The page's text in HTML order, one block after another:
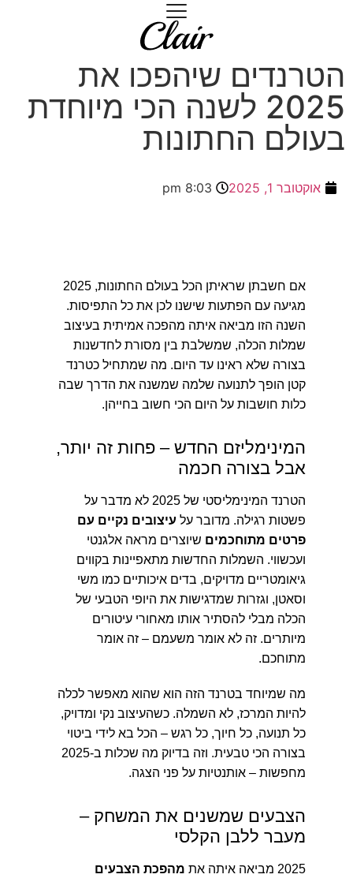
הטרנדים שיהפכו את
2025 לשנה הכי מיוחדת
בעולם החתונות
אוקטובר 1, 2025 8:03 pm
אם חשבתן שראיתן הכל בעולם החתונות, 2025
מגיעה עם הפתעות שישנו לכן את כל התפיסות.
השנה הזו מביאה איתה מהפכה אמיתית בעיצוב
שמלות הכלה, שמשלבת בין מסורת לחדשנות
בצורה שלא ראינו עד היום. מה שמתחיל כטרנד
קטן הופך לתנועה שלמה שמשנה את הדרך שבה
כלות חושבות על היום הכי חשוב בחייהן.
המינימליזם החדש – פחות זה יותר,
אבל בצורה חכמה
הטרנד המינימליסטי של 2025 לא מדבר על
פשטות רגילה. מדובר על עיצובים נקיים עם
פרטים מתוחכמים שיוצרים מראה אלגנטי
ועכשווי. השמלות החדשות מתאפיינות בקווים
גיאומטריים מדויקים, בדים איכותיים כמו משי
וסאטן, וגזרות שמדגישות את היופי הטבעי של
הכלה מבלי להסתיר אותו מאחורי עיטורים
מיותרים. זה לא אומר משעמם – זה אומר
מתוחכם.
מה שמיוחד בטרנד הזה הוא שהוא מאפשר לכלה
להיות המרכז, לא השמלה. כשהעיצוב נקי ומדויק,
כל תנועה, כל חיוך, כל רגש – הכל בא לידי ביטוי
בצורה הכי טבעית. וזה בדיוק מה שכלות ב-2025
מחפשות – אותנטיות על פני הצגה.
הצבעים שמשנים את המשחק –
מעבר ללבן הקלסי
2025 מביאה איתה את
מהפכת הצבעים